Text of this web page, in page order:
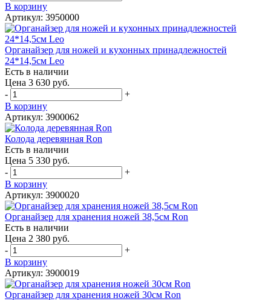
В корзину
Артикул: 3950000
Органайзер для ножей и кухонных принадлежностей
24*14,5см Leo
Есть в наличии
Цена 3 630 руб.
-
+
В корзину
Артикул: 3900062
Колода деревянная Ron
Есть в наличии
Цена 5 330 руб.
-
+
В корзину
Артикул: 3900020
Органайзер для хранения ножей 38,5см Ron
Есть в наличии
Цена 2 380 руб.
-
+
В корзину
Артикул: 3900019
Органайзер для хранения ножей 30см Ron